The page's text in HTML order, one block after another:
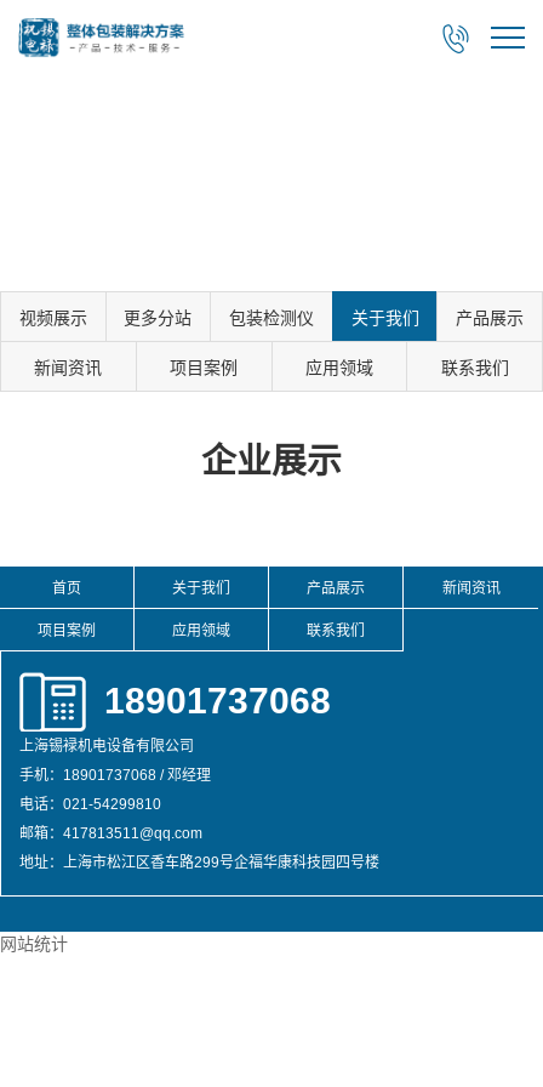

视频展示 更多分站 包装检测仪 关于我们 产品展示
新闻资讯 项目案例 应用领域 联系我们
企业展示
首页 关于我们 产品展示 新闻资讯
项目案例 应用领域 联系我们
18901737068
上海锡䘵机电设备有限公司
手机：18901737068 / 邓经理
电话：021-54299810
邮箱：417813511@qq.com
地址：上海市松江区香车路299号企福华康科技园四号楼
网站统计